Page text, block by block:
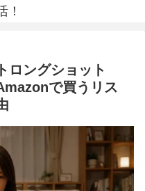
！
ロングショット
で買うリス